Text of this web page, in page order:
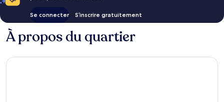
Se connecter S’inscrire gratuitement
À propos du quartier